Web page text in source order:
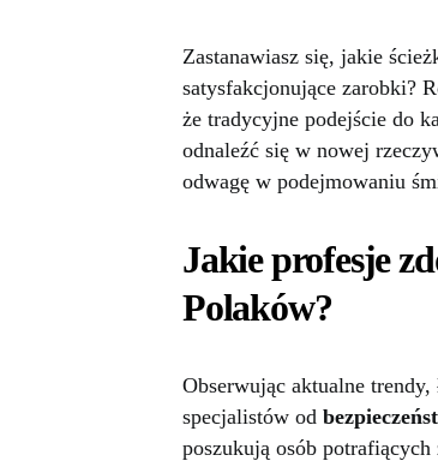
Zastanawiasz się, jakie
satysfakcjonujące zarobki?
że tradycyjne podejście do
odnaleźć się w nowej
odwagę w podejmowaniu
Jakie profesje
Polaków?
Obserwując aktualne trendy,
specjalistów od
poszukują osób